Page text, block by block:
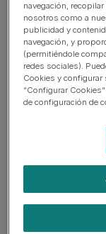
En este artículo
Enseña a tu
¿Cómo hacer
Enséñale a
¿Cómo
Enseña
navegación,
nosotros como a
publicidad y
navegación, y
(permitiéndole
redes sociales).
Cookies y configurar
“Configurar
de configuración de